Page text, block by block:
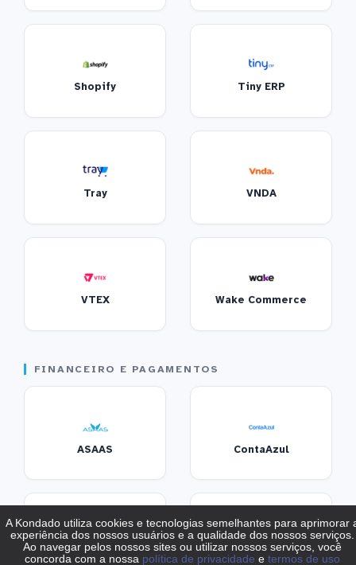
Shopify Tiny ERP
Tray VNDA
VTEX Wake Commerce
FINANCEIRO E PAGAMENTOS
ASAAS ContaAzul
Fatura Simples Granatum